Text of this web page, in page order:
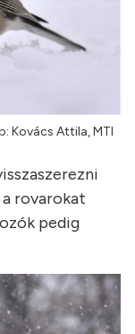
Kovács Attila, MTI
rovarokat
pedig